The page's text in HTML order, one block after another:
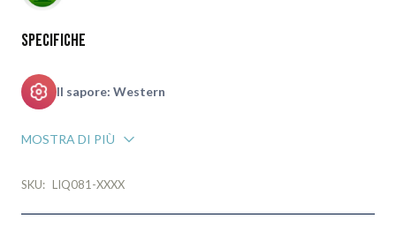
Specifiche
Il sapore: Western
MOSTRA DI PIÙ
SKU: LIQ081-XXXX